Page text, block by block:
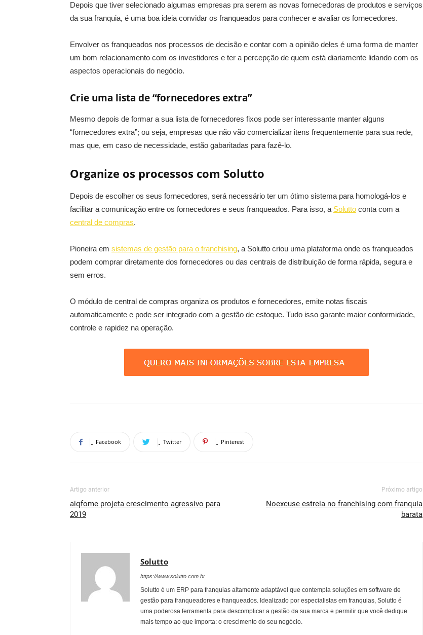
Depois que tiver selecionado algumas empresas pra serem as novas fornecedoras de produtos e serviços
da sua franquia, é uma boa ideia convidar os franqueados para conhecer e avaliar os fornecedores.
Envolver os franqueados nos processos de decisão e contar com a opinião deles é uma forma de manter
um bom relacionamento com os investidores e ter a percepção de quem está diariamente lidando com os
aspectos operacionais do negócio.
Crie uma lista de “fornecedores extra”
Mesmo depois de formar a sua lista de fornecedores fixos pode ser interessante manter alguns
“fornecedores extra”; ou seja, empresas que não vão comercializar itens frequentemente para sua rede,
mas que, em caso de necessidade, estão gabaritadas para fazê-lo.
Organize os processos com Solutto
Depois de escolher os seus fornecedores, será necessário ter um ótimo sistema para homologá-los e
facilitar a comunicação entre os fornecedores e seus franqueados. Para isso, a Solutto conta com a
central de compras.
Pioneira em sistemas de gestão para o franchising, a Solutto criou uma plataforma onde os franqueados
podem comprar diretamente dos fornecedores ou das centrais de distribuição de forma rápida, segura e
sem erros.
O módulo de central de compras organiza os produtos e fornecedores, emite notas fiscais
automaticamente e pode ser integrado com a gestão de estoque. Tudo isso garante maior conformidade,
controle e rapidez na operação.
Facebook Twitter Pinterest
Artigo anterior
aiqfome projeta crescimento agressivo para
2019
Próximo artigo
Noexcuse estreia no franchising com franquia
barata
Solutto
https://www.solutto.com.br
Solutto é um ERP para franquias altamente adaptável que contempla soluções em software de
gestão para franqueadores e franqueados. Idealizado por especialistas em franquias, Solutto é
uma poderosa ferramenta para descomplicar a gestão da sua marca e permitir que você dedique
mais tempo ao que importa: o crescimento do seu negócio.